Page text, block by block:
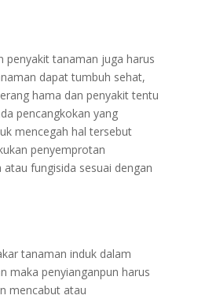
penyakit tanaman juga harus
dapat tumbuh sehat,
hama dan penyakit tentu
pencangkokan yang
mencegah hal tersebut
penyemprotan
fungisida sesuai dengan
tanaman induk dalam
maka penyianganpun harus
mencabut atau